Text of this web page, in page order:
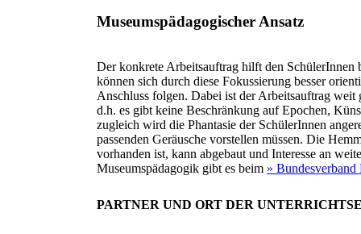
Museumspädagogischer Ansatz
Der konkrete Arbeitsauftrag hilft den SchülerInnen
können sich durch diese Fokussierung besser
Anschluss folgen. Dabei ist der Arbeitsauftrag
d.h. es gibt keine Beschränkung auf Epochen,
zugleich wird die Phantasie der SchülerInnen
passenden Geräusche vorstellen müssen. Die
vorhanden ist, kann abgebaut und Interesse an
Museumspädagogik gibt es beim » Bundesverband
PARTNER UND ORT DER